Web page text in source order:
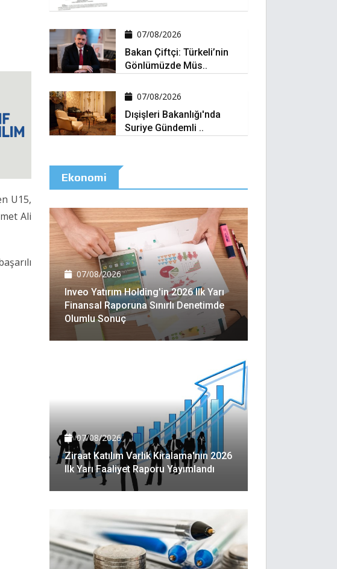
U15,
Ali
07/08/2026
Bakan Çiftçi: Türkeli’nin
Gönlümüzde Müs..
07/08/2026
Dışişleri Bakanlığı'nda
Suriye Gündemli ..
Ekonomi
07/08/2026
Inveo Yatırım Holding'in 2026 Ilk Yarı
Finansal Raporuna Sınırlı Denetimde
Olumlu Sonuç
07/08/2026
Ziraat Katılım Varlık Kiralama'nın 2026
Ilk Yarı Faaliyet Raporu Yayımlandı